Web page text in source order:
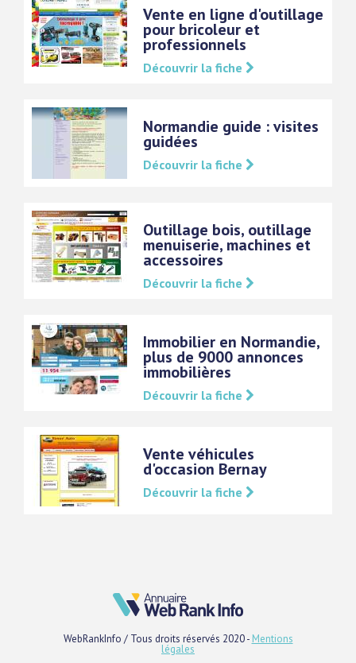
Vente en ligne d'outillage
pour bricoleur et
professionnels
Découvrir la fiche
Normandie guide : visites
guidées
Découvrir la fiche
Outillage bois, outillage
menuiserie, machines et
accessoires
Découvrir la fiche
Immobilier en Normandie,
plus de 9000 annonces
immobilières
Découvrir la fiche
Vente véhicules
d'occasion Bernay
Découvrir la fiche
WebRankInfo / Tous droits réservés 2020 - Mentions
légales